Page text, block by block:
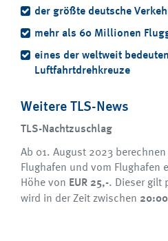
der größte deutsche
mehr als 60 Millionen
eines der weltweit
Luftfahrtdrehkreuze
Weitere TLS-News
TLS-Nachtzuschlag
Ab 01. August 2023
Flughafen und vom Flughafen
Höhe von EUR 25,-. Dieser gilt
wird in der Zeit zwischen